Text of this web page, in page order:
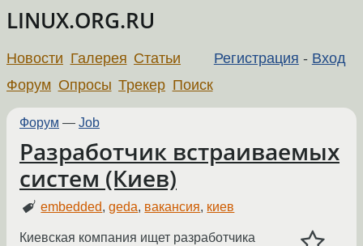
LINUX.ORG.RU
Регистрация - Вход
Новости Галерея Статьи
Форум Опросы Трекер Поиск
Форум — Job
Разработчик встраиваемых
систем (Киев)
embedded,geda, вакансия, киев
Киевская компания ищет разработчика